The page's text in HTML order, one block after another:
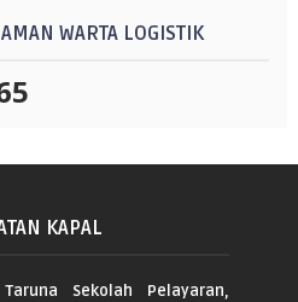
WARTA LOGISTIK
KAPAL
Sekolah Pelayaran,